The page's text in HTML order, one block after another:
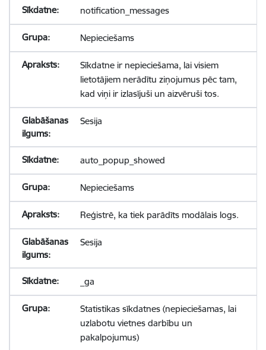
notification_messages
Nepieciešams
Sīkdatne ir nepieciešama, lai visiem
lietotājiem nerādītu ziņojumus pēc tam,
kad viņi ir izlasījuši un aizvēruši tos.
Sesija
auto_popup_showed
Nepieciešams
Reģistrē, ka tiek parādīts modālais logs.
Sesija
_ga
Statistikas sīkdatnes (nepieciešamas, lai
uzlabotu vietnes darbību un
pakalpojumus)